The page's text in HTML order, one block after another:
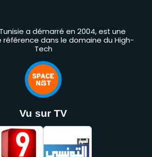
a démarré en 2004, est une
référence dans le domaine du High-
Tech
Vu sur TV